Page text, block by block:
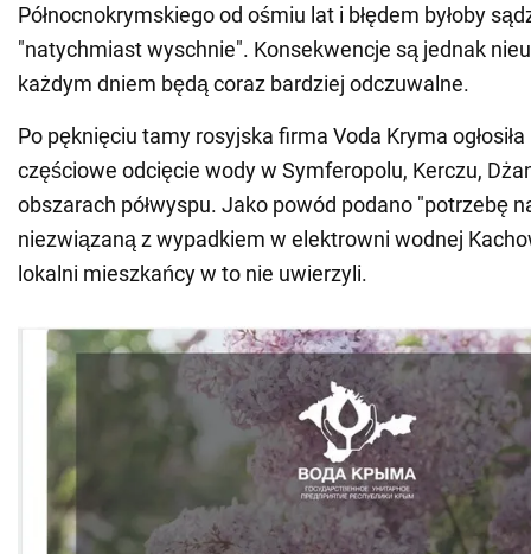
Północnokrymskiego od ośmiu lat i błędem byłoby
"natychmiast wyschnie". Konsekwencje są jednak
każdym dniem będą coraz bardziej odczuwalne.
Po pęknięciu tamy rosyjska firma Voda Kryma
częściowe odcięcie wody w Symferopolu, Kerczu,
obszarach półwyspu. Jako powód podano "potrzebę
niezwiązaną z wypadkiem w elektrowni wodnej
lokalni mieszkańcy w to nie uwierzyli.